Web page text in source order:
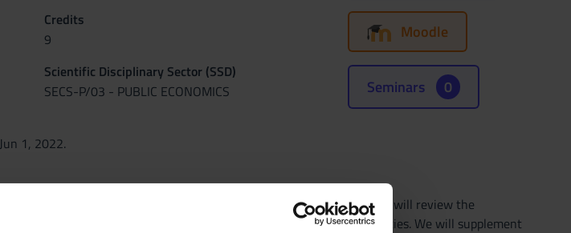
Credits
9
Scientific Disciplinary Sector (SSD)
SECS-P/03 - PUBLIC ECONOMICS
1, 2022.
Moodle
Seminars 0
rigorous economic tools for the modern analysis of public policies. We will review the
on the role of public expenditure, taxation and regulatory policies. We will supplement